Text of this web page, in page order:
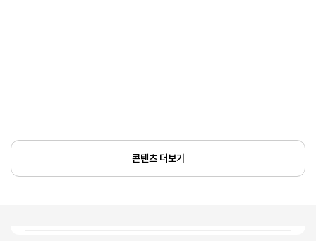
콘텐츠 더보기